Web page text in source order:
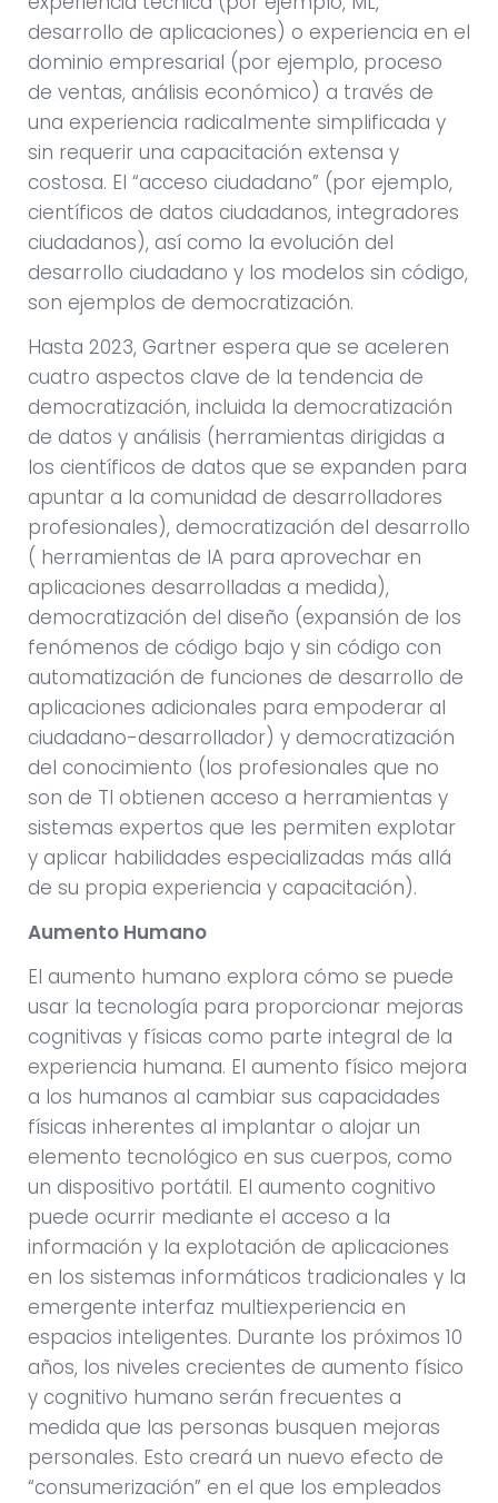
desarrollo de aplicaciones) o experiencia en el
dominio empresarial (por ejemplo, proceso
de ventas, análisis económico) a través de
una experiencia radicalmente simplificada y
sin requerir una capacitación extensa y
costosa. El “acceso ciudadano” (por ejemplo,
científicos de datos ciudadanos, integradores
ciudadanos), así como la evolución del
desarrollo ciudadano y los modelos sin código,
son ejemplos de democratización.
Hasta 2023, Gartner espera que se aceleren
cuatro aspectos clave de la tendencia de
democratización, incluida la democratización
de datos y análisis (herramientas dirigidas a
los científicos de datos que se expanden para
apuntar a la comunidad de desarrolladores
profesionales), democratización del desarrollo
( herramientas de IA para aprovechar en
aplicaciones desarrolladas a medida),
democratización del diseño (expansión de los
fenómenos de código bajo y sin código con
automatización de funciones de desarrollo de
aplicaciones adicionales para empoderar al
ciudadano-desarrollador) y democratización
del conocimiento (los profesionales que no
son de TI obtienen acceso a herramientas y
sistemas expertos que les permiten explotar
y aplicar habilidades especializadas más allá
de su propia experiencia y capacitación).
Aumento Humano
El aumento humano explora cómo se puede
usar la tecnología para proporcionar mejoras
cognitivas y físicas como parte integral de la
experiencia humana. El aumento físico mejora
a los humanos al cambiar sus capacidades
físicas inherentes al implantar o alojar un
elemento tecnológico en sus cuerpos, como
un dispositivo portátil. El aumento cognitivo
puede ocurrir mediante el acceso a la
información y la explotación de aplicaciones
en los sistemas informáticos tradicionales y la
emergente interfaz multiexperiencia en
espacios inteligentes. Durante los próximos 10
años, los niveles crecientes de aumento físico
y cognitivo humano serán frecuentes a
medida que las personas busquen mejoras
personales. Esto creará un nuevo efecto de
“consumerización” en el que los empleados